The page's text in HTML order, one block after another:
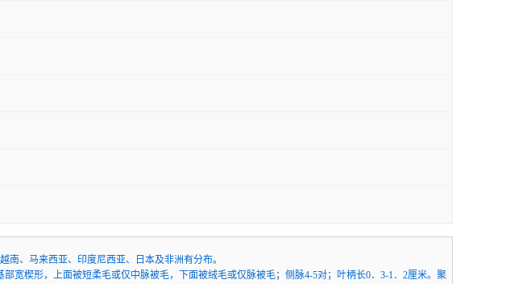
南、马来西亚、印度尼西亚、日本及非洲有分布。
宽楔形，上面被短柔毛或仅中脉被毛，下面被绒毛或仅脉被毛；侧脉4-5对；叶柄长0．3-1．2厘米。聚